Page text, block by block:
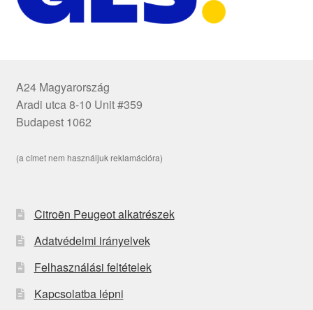
A24 Magyarország
Aradi utca 8-10 Unit #359
Budapest 1062
(a címet nem használjuk reklamációra)
Citroën Peugeot alkatrészek
Adatvédelmi irányelvek
Felhasználási feltételek
Kapcsolatba lépni